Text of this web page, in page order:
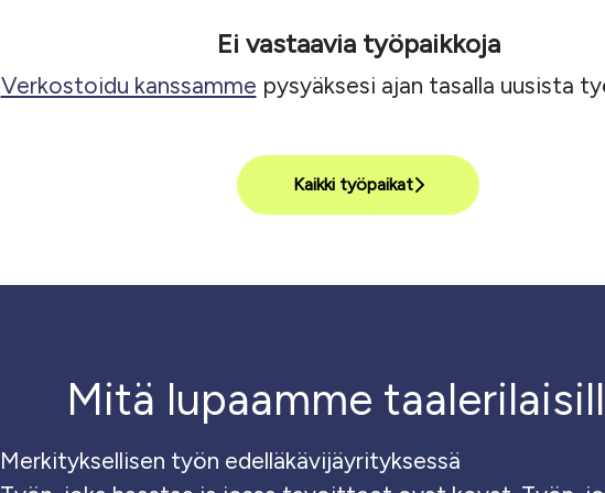
Ei vastaavia työpaikkoja
Verkostoidu kanssamme pysyäksesi ajan tasalla uusista
Kaikki työpaikat
Mitä lupaamme
Merkityksellisen työn edelläkävijäyrityksessä